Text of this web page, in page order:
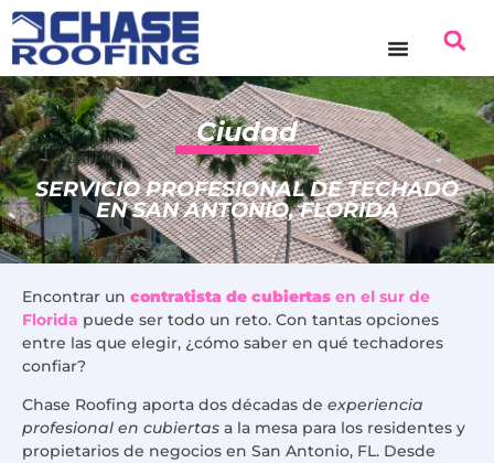
contenido
Ciudad
SERVICIO PROFESIONAL DE TECHADO
EN SAN ANTONIO, FLORIDA
Encontrar un contratista de cubiertas en el sur de
Florida puede ser todo un reto. Con tantas opciones
entre las que elegir, ¿cómo saber en qué techadores
confiar?
Chase Roofing aporta dos décadas de experiencia
profesional en cubiertas a la mesa para los residentes y
propietarios de negocios en San Antonio, FL. Desde